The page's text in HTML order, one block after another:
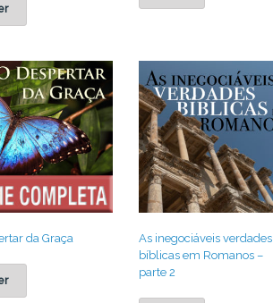
da Graça
As inegociáveis verdades
bíblicas em Romanos –
parte 2